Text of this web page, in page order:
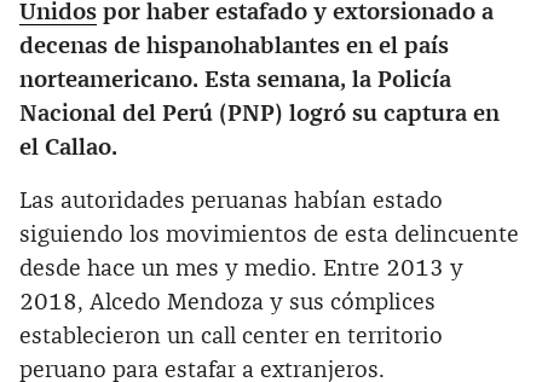
Unidos por haber estafado y extorsionado a
decenas de hispanohablantes en el país
norteamericano. Esta semana, la Policía
Nacional del Perú (PNP) logró su captura en
el Callao.
Las autoridades peruanas habían estado
siguiendo los movimientos de esta delincuente
desde hace un mes y medio. Entre 2013 y
2018, Alcedo Mendoza y sus cómplices
establecieron un call center en territorio
peruano para estafar a extranjeros.